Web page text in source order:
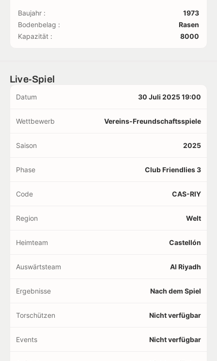
Baujahr :
1973
Bodenbelag :
Rasen
Kapazität :
8000
Live-Spiel
Datum 30 Juli 2025 19:00
Wettbewerb Vereins-Freundschaftsspiele
Saison 2025
Phase Club Friendlies 3
Code CAS-RIY
Region Welt
Heimteam Castellón
Auswärtsteam Al Riyadh
Ergebnisse Nach dem Spiel
Torschützen Nicht verfügbar
Events Nicht verfügbar